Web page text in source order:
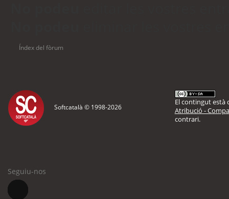
Índex del fòrum
Softcatalà © 1998-2026
El contingut està
Atribució -
contrari.
Seguiu-nos